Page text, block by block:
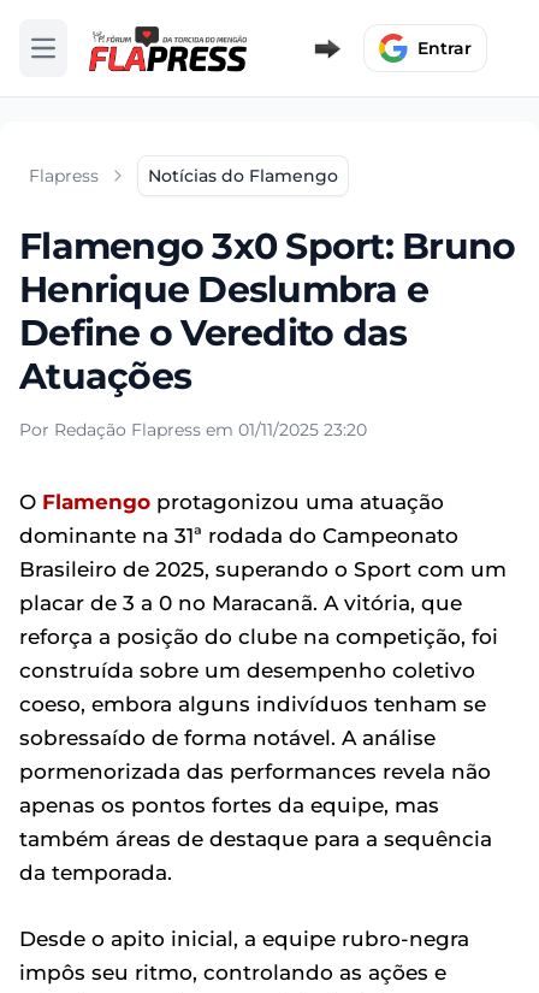
Abrir menu Entrar
Flapress Notícias do Flamengo
Flamengo 3x0 Sport: Bruno
Henrique Deslumbra e
Define o Veredito das
Atuações
Por Redação Flapress em 01/11/2025 23:20
O Flamengo protagonizou uma atuação
dominante na 31ª rodada do Campeonato
Brasileiro de 2025, superando o Sport com um
placar de 3 a 0 no Maracanã. A vitória, que
reforça a posição do clube na competição, foi
construída sobre um desempenho coletivo
coeso, embora alguns indivíduos tenham se
sobressaído de forma notável. A análise
pormenorizada das performances revela não
apenas os pontos fortes da equipe, mas
também áreas de destaque para a sequência
da temporada.
Desde o apito inicial, a equipe rubro-negra
impôs seu ritmo, controlando as ações e